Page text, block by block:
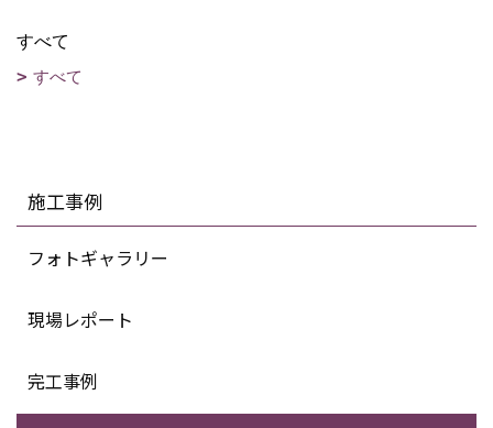
すべて
すべて
施工事例
フォトギャラリー
現場レポート
完工事例